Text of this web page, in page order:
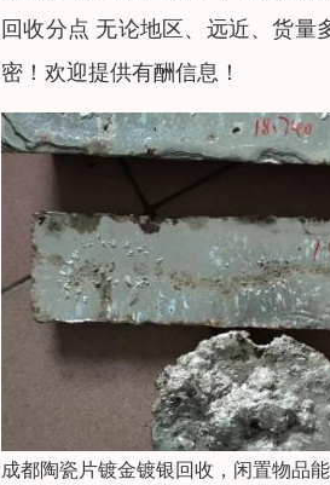
回收分点 无论地区、远近、货量
密！欢迎提供有酬信息！
成都陶瓷片镀金镀银回收，闲置物品